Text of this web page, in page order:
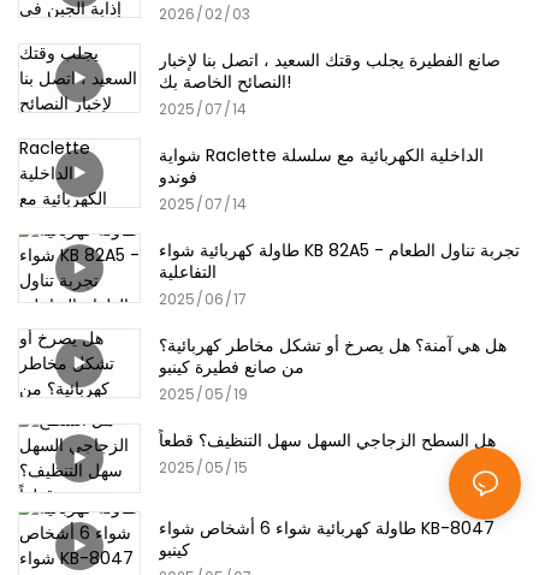
2026 02 03
صانع الفطيرة يجلب وقتك السعيد ، اتصل بنا لإخبار
النصائح الخاصة بك!
2025 07 14
شواية Raclette الداخلية الكهربائية مع سلسلة
فوندو
2025 07 14
طاولة كهربائية شواء KB 82A5 - تجربة تناول الطعام
التفاعلية
2025 06 17
هل هي آمنة؟ هل يصرخ أو تشكل مخاطر كهربائية؟
من صانع فطيرة كينبو
2025 05 19
هل السطح الزجاجي السهل سهل التنظيف؟ قطعاً
2025 05 15
طاولة كهربائية شواء 6 أشخاص شواء KB-8047
كينبو